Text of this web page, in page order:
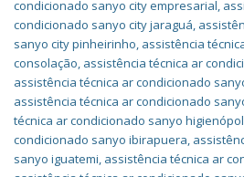
condicionado sanyo city empresarial,
condicionado sanyo city jaraguá,
sanyo city pinheirinho, assistência
consolação, assistência técnica ar
assistência técnica ar condicionado
assistência técnica ar condicionado
técnica ar condicionado sanyo
condicionado sanyo ibirapuera,
sanyo iguatemi, assistência técnica ar